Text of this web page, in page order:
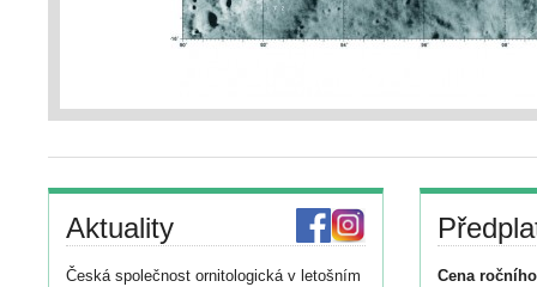
Aktuality
Česká společnost ornitologická v letošním
Cena